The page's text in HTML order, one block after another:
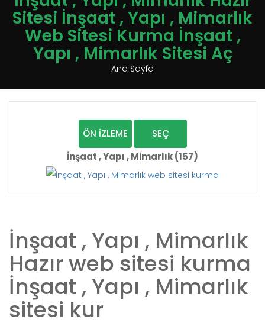
Sitesi İnşaat , Yapı , Mimarlık
Web Sitesi Kurma İnşaat ,
Yapı , Mimarlık Sitesi Aç
Ana Sayfa
ÖN İZLEME
SEÇ
İnşaat , Yapı , Mimarlık (157)
İnşaat , Yapı , Mimarlık
Hazır web sitesi kurma
İnşaat , Yapı , Mimarlık
sitesi kur